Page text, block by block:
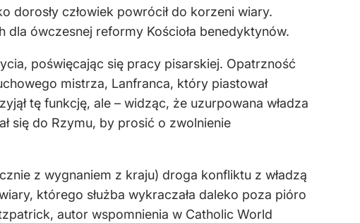
dorosły człowiek powrócił do korzeni wiary.
dla ówczesnej reformy Kościoła benedyktynów.
poświęcając się pracy pisarskiej. Opatrzność
mistrza, Lanfranca, który piastował
tę funkcję, ale – widząc, że uzurpowana władza
się do Rzymu, by prosić o zwolnienie
z wygnaniem z kraju) droga konfliktu z władzą
którego służba wykraczała daleko poza pióro
autor wspomnienia w Catholic World